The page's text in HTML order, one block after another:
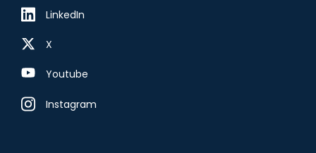
LinkedIn
X
Youtube
Instagram